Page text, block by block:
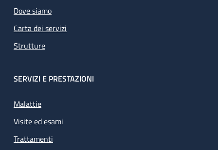
Dove siamo
Carta dei servizi
Strutture
SERVIZI E PRESTAZIONI
Malattie
Visite ed esami
Trattamenti